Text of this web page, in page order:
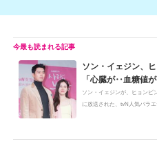
ソン・イェジン、
「心臓が‥血糖値
ソン・イェジンが、ヒョンビ
に放送された、tvN人気バラ